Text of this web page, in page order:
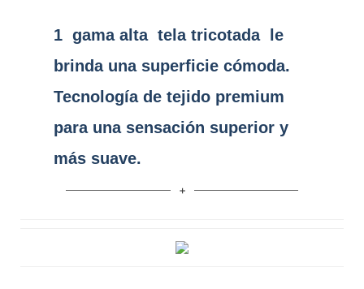
1 gama alta tela tricotada
le
brinda una superficie cómoda.
Tecnología de tejido premium
para una sensación superior y
más suave.